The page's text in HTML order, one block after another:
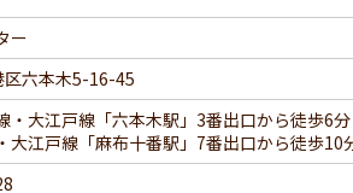
ー
六本木5-16-45
・大江戸線「六本木駅」3番出口から徒歩6分
大江戸線「麻布十番駅」7番出口から徒歩10